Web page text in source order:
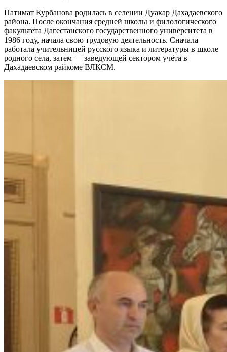
Патимат Курбанова родилась в селении Дуакар Дахадаевского
района. После окончания средней школы и филологического
факультета Дагестанского государственного университета в
1986 году, начала свою трудовую деятельность. Сначала
работала учительницей русского языка и литературы в школе
родного села, затем — заведующей сектором учёта в
Дахадаевском райкоме ВЛКСМ.